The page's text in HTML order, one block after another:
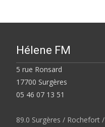
Hélene FM
5 rue Ronsard
17700 Surgères
05 46 07 13 51
89.0 Surgères / Rochefort